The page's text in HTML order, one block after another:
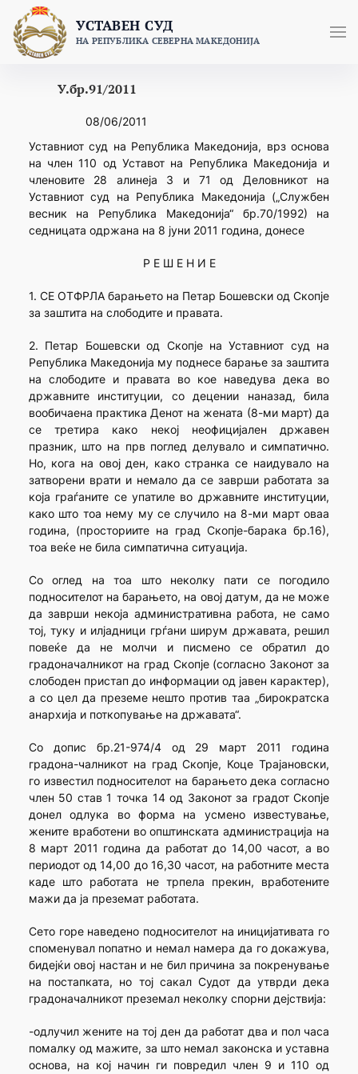
content
УСТАВЕН СУД
НА РЕПУБЛИКА СЕВЕРНА МАКЕДОНИЈА
У.бр.91/2011
08/06/2011
Уставниот суд на Република Македонија, врз основа
на член 110 од Уставот на Република Македонија и
членовите 28 алинеја 3 и 71 од Деловникот на
Уставниот суд на Република Македонија („Службен
весник на Република Македонија“ бр.70/1992) на
седницата одржана на 8 јуни 2011 година, донесе
Р Е Ш Е Н И Е
1. СЕ ОТФРЛА барањето на Петар Бошевски од Скопје
за заштита на слободите и правата.
2. Петар Бошевски од Скопје на Уставниот суд на
Република Македонија му поднесе барање за заштита
на слободите и правата во кое наведува дека во
државните институции, со децении наназад, била
вообичаена практика Денот на жената (8-ми март) да
се третира како некој неофицијален државен
празник, што на прв поглед делувало и симпатично.
Но, кога на овој ден, како странка се наидувало на
затворени врати и немало да се заврши работата за
која граѓаните се упатиле во државните институции,
како што тоа нему му се случило на 8-ми март оваа
година, (просториите на град Скопје-барака бр.16),
тоа веќе не била симпатична ситуација.
Со оглед на тоа што неколку пати се погодило
подносителот на барањето, на овој датум, да не може
да заврши некоја административна работа, не само
тој, туку и илјадници грѓани ширум државата, решил
повеќе да не молчи и писмено се обратил до
градоначалникот на град Скопје (согласно Законот за
слободен пристап до информации од јавен карактер),
а со цел да преземе нешто против таа „бирократска
анархија и поткопување на државата“.
Со допис бр.21-974/4 од 29 март 2011 година
градона-чалникот на град Скопје, Коце Трајановски,
го известил подносителот на барањето дека согласно
член 50 став 1 точка 14 од Законот за градот Скопје
донел одлука во форма на усмено известување,
жените вработени во општинската администрација на
8 март 2011 година да работат до 14,00 часот, а во
периодот од 14,00 до 16,30 часот, на работните места
каде што работата не трпела прекин, вработените
мажи да ја преземат работата.
Сето горе наведено подносителот на иницијативата го
споменувал попатно и немал намера да го докажува,
бидејќи овој настан и не бил причина за покренување
на постапката, но тој сакал Судот да утврди дека
градоначалникот преземал неколку спорни дејствија:
-одлучил жените на тој ден да работат два и пол часа
помалку од мажите, за што немал законска и уставна
основа, на кој начин ги повредил член 9 и 110 од